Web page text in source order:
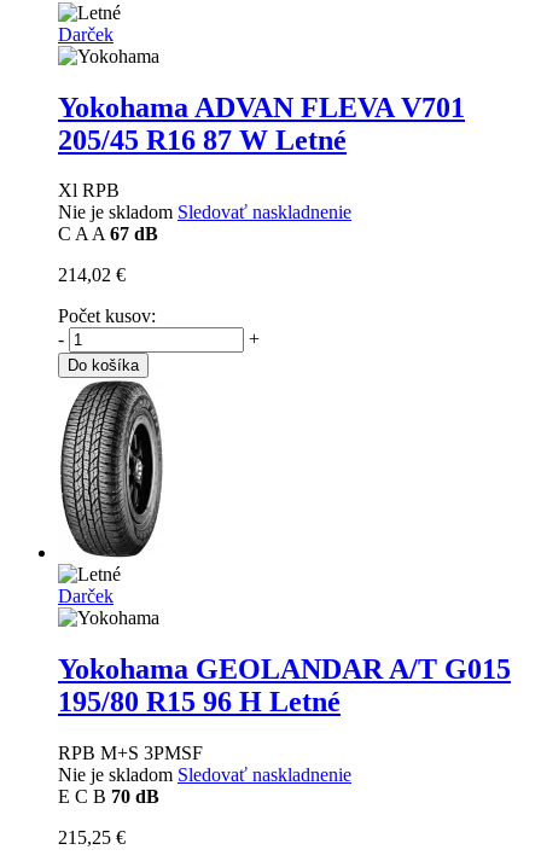
Darček
Yokohama ADVAN FLEVA V701
205/45 R16 87 W Letné
Xl RPB
Nie je skladom Sledovať naskladnenie
C AA67 dB
214,02 €
Počet kusov:
-
+
Do košíka
Darček
Yokohama GEOLANDAR A/T G015
195/80 R15 96 H Letné
RPB M+S 3PMSF
Nie je skladom Sledovať naskladnenie
E C B 70 dB
215,25 €